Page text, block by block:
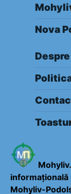
Nova
informațională
Mohyliv-